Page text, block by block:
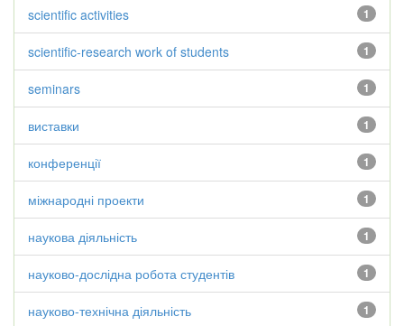
1
scientific activities
1
scientific-research work of students
1
seminars
1
виставки
1
конференції
1
міжнародні проекти
1
наукова діяльність
1
науково-дослідна робота студентів
1
науково-технічна діяльність